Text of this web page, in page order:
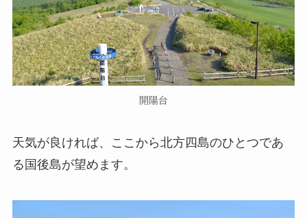
開陽台
天気が良ければ、ここから北方四島のひとつであ
る国後島が望めます。